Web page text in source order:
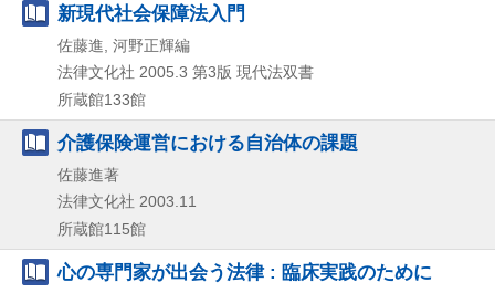
新現代社会保障法入門
佐藤進, 河野正輝編
法律文化社 2005.3 第3版 現代法双書
所蔵館133館
介護保険運営における自治体の課題
佐藤進著
法律文化社 2003.11
所蔵館115館
心の専門家が出会う法律 : 臨床実践のために